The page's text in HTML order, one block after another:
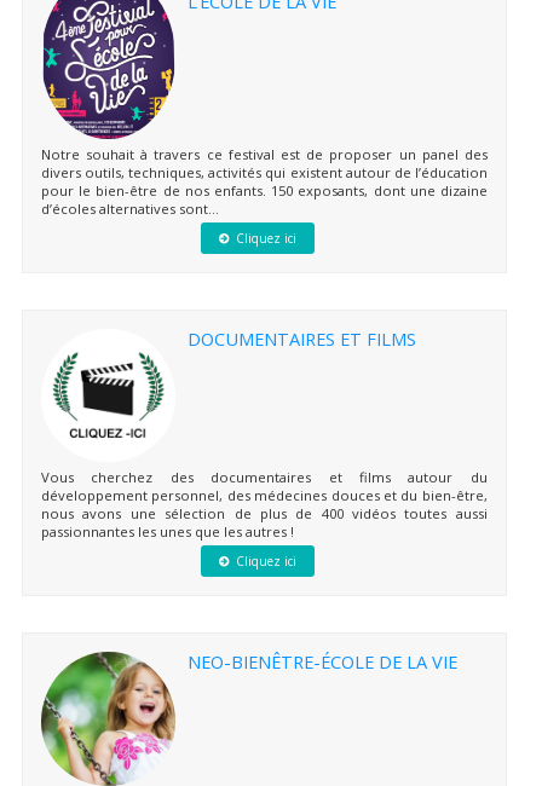
Notre souhait à travers ce festival est de proposer un panel des
divers outils, techniques, activités qui existent autour de l’éducation
pour le bien-être de nos enfants. 150 exposants, dont une dizaine
d’écoles alternatives sont...
Cliquez ici
DOCUMENTAIRES ET FILMS
Vous cherchez des documentaires et films autour du
développement personnel, des médecines douces et du bien-être,
nous avons une sélection de plus de 400 vidéos toutes aussi
passionnantes les unes que les autres !
Cliquez ici
NEO-BIENÊTRE-ÉCOLE DE LA VIE